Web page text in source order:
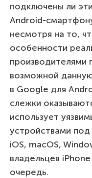
подключены ли
Android-
несмотря на то,
особенности
производителями
возможной
в Google для
слежки
использует
устройствами
iOS, macOS,
владельцев
очередь.